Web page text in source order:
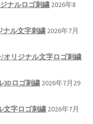
ナルロゴ刺繍 2026年8
ナル文字刺繍 2026年7月
/オリジナル文字ロゴ刺繍
3Dロゴ刺繍 2026年7月29
文字ロゴ刺繍 2026年7月